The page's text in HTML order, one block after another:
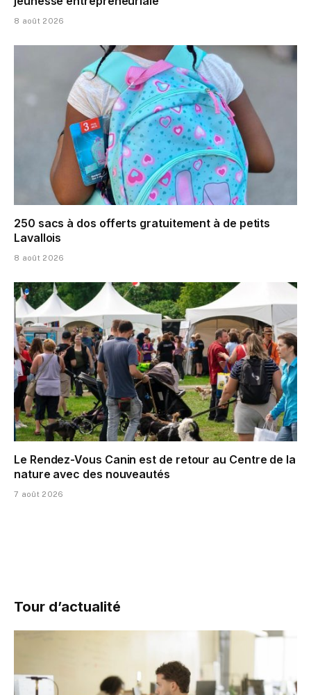
8 août 2026
250 sacs à dos offerts gratuitement à de petits
Lavallois
8 août 2026
Le Rendez-Vous Canin est de retour au Centre de la
nature avec des nouveautés
7 août 2026
Tour d’actualité